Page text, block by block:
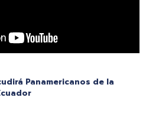
Panamericanos de la